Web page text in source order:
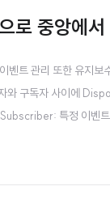
중앙에서
벤트 관리 또한 유지
구독자 사이에
특정 이